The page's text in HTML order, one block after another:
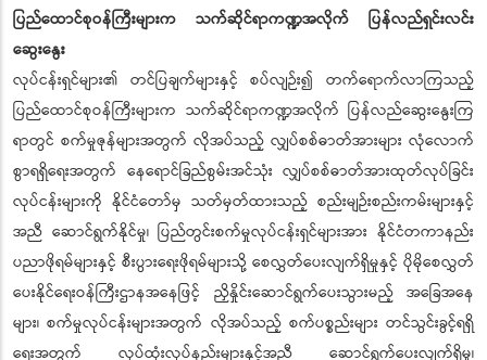
ပြည်ထောင်စုဝန်ကြီးများက သက်ဆိုင်ရာကဏ္ဍအလိုက် ပြန်လည်ရှင်းလင်း
ဆွေးနွေး
လုပ်ငန်းရှင်များ၏ တင်ပြချက်များနှင့် စပ်လျဉ်း၍ တက်ရောက်လာကြသည့်
ပြည်ထောင်စုဝန်ကြီးများက သက်ဆိုင်ရာကဏ္ဍအလိုက် ပြန်လည်ဆွေးနွေးကြ
ရာတွင် စက်မှုဇုန်များအတွက် လိုအပ်သည့် လျှပ်စစ်ဓာတ်အားများ လုံလောက်
စွာရရှိရေးအတွက် နေရောင်ခြည်စွမ်းအင်သုံး လျှပ်စစ်ဓာတ်အားထုတ်လုပ်ခြင်း
လုပ်ငန်းများကို နိုင်ငံတော်မှ သတ်မှတ်ထားသည့် စည်းမျဉ်းစည်းကမ်းများနှင့်
အညီ ဆောင်ရွက်နိုင်မှု၊ ပြည်တွင်းစက်မှုလုပ်ငန်းရှင်များအား နိုင်ငံတကာနည်း
ပညာဖိုရမ်များနှင့် စီးပွားရေးဖိုရမ်များသို့ စေလွှတ်ပေးလျက်ရှိမှုနှင့် ပိုမိုစေလွှတ်
ပေးနိုင်ရေးဝန်ကြီးဌာနအနေဖြင့် ညှိနှိုင်းဆောင်ရွက်ပေးသွားမည့် အခြေအနေ
များ၊ စက်မှုလုပ်ငန်းများအတွက် လိုအပ်သည့် စက်ပစ္စည်းများ တင်သွင်းခွင့်ရရှိ
ရေးအတွက် လုပ်ထုံးလုပ်နည်းများနှင့်အညီ ဆောင်ရွက်ပေးလျက်ရှိမှု၊